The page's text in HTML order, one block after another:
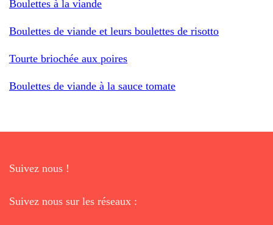
Boulettes à la viande
Boulettes de viande et leurs boulettes de risotto
Tourte briochée aux poires
Boulettes de viande à la sauce tomate
Suivez nous !
Suivez nous sur les réseaux :